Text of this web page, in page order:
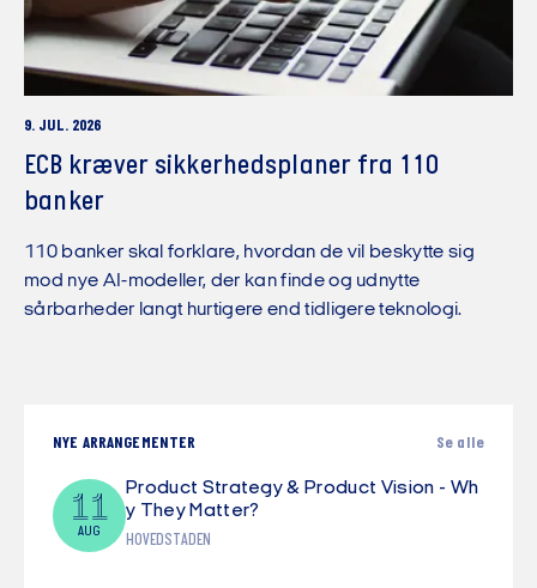
9. JUL. 2026
ECB kræver sikkerhedsplaner fra 110
banker
110 banker skal forklare, hvordan de vil beskytte sig
mod nye AI-modeller, der kan finde og udnytte
sårbarheder langt hurtigere end tidligere teknologi.
NYE ARRANGEMENTER Se alle
11
AUG
Product Strategy & Product Vision - Wh
y They Matter?
HOVEDSTADEN